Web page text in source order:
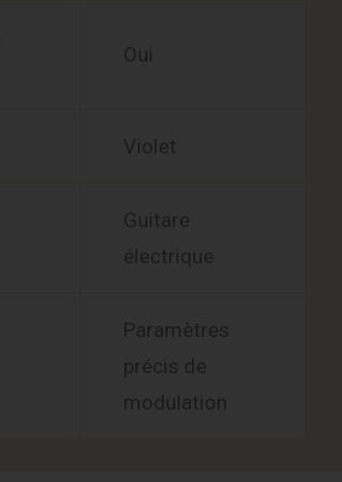
Oui
Violet
Guitare
électrique
Paramètres
précis de
modulation